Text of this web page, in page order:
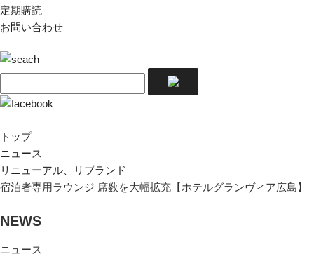
定期購読
お問い合わせ
トップ
ニュース
リニューアル、リブランド
宿泊者専用ラウンジ 席数を大幅拡充【ホテルグランヴィア広島】
NEWS
ニュース